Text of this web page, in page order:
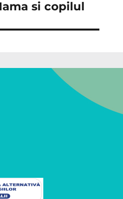
si copilul